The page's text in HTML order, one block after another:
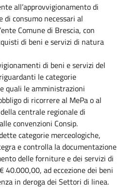
all’approvvigionamento di
di consumo necessari al
Comune di Brescia, con
di beni e servizi di natura
di beni e servizi del
le categorie
quali le amministrazioni
di ricorrere al MePa o al
centrale regionale di
convenzioni Consip.
categorie merceologiche,
e controlla la documentazione
delle forniture e dei servizi di
40.000,00, ad eccezione dei beni
in deroga dei Settori di linea.